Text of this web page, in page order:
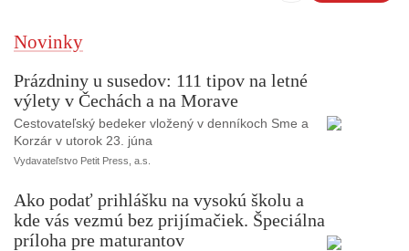
Novinky
Prázdniny u susedov: 111 tipov na letné
výlety v Čechách a na Morave
Cestovateľský bedeker vložený v denníkoch Sme a
Korzár v utorok 23. júna
Vydavateľstvo Petit Press, a.s.
Ako podať prihlášku na vysokú školu a
kde vás vezmú bez prijímačiek. Špeciálna
príloha pre maturantov